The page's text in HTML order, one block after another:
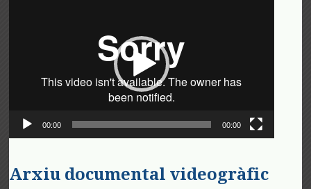
00:00 00:00
Arxiu documental videogràfic